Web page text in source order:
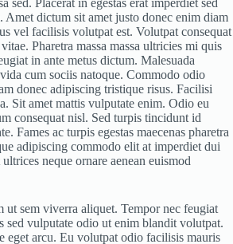
Amet dictum sit amet justo donec enim diam
vel facilisis volutpat est. Volutpat consequat
Pharetra massa massa ultricies mi quis
in ante metus dictum. Malesuada
cum sociis natoque. Commodo odio
donec adipiscing tristique risus. Facilisi
Sit amet mattis vulputate enim. Odio eu
consequat nisl. Sed turpis tincidunt id
Fames ac turpis egestas maecenas pharetra
adipiscing commodo elit at imperdiet dui
neque ornare aenean euismod
ut sem viverra aliquet. Tempor nec feugiat
sed vulputate odio ut enim blandit volutpat.
eget arcu. Eu volutpat odio facilisis mauris